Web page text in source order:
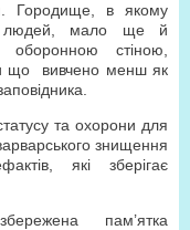
Городище, в якому
людей, мало ще й
стіною,
що вивчено менш як
та охорони для
знищення
які зберігає
пам’ятка